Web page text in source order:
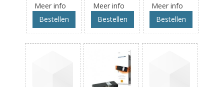
Meer info
Bestellen
Meer info
Bestellen
Meer info
Bestellen